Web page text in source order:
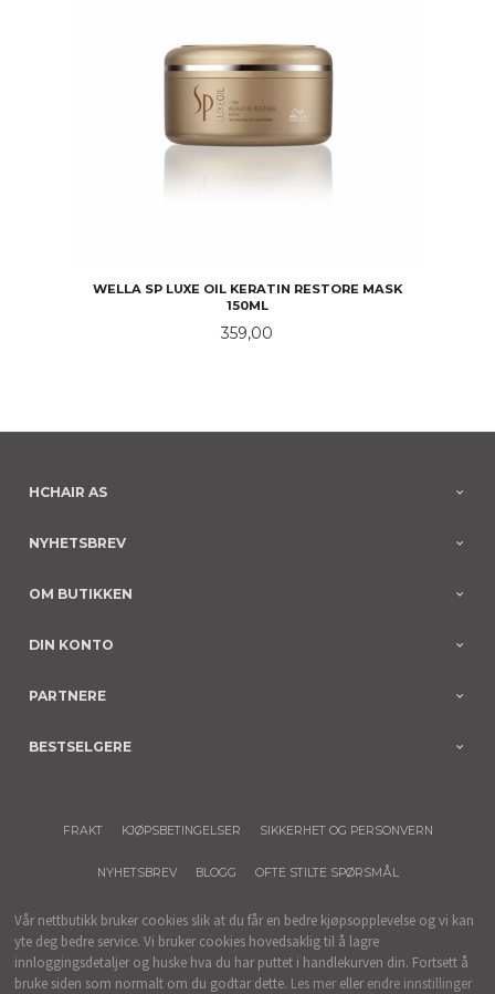
WELLA SP LUXE OIL KERATIN RESTORE MASK
150ML
Pris
359,00
HCHAIR AS
NYHETSBREV
OM BUTIKKEN
DIN KONTO
PARTNERE
BESTSELGERE
FRAKT KJØPSBETINGELSER SIKKERHET OG PERSONVERN
NYHETSBREV BLOGG OFTE STILTE SPØRSMÅL
Vår nettbutikk bruker cookies slik at du får en bedre kjøpsopplevelse og vi kan
yte deg bedre service. Vi bruker cookies hovedsaklig til å lagre
innloggingsdetaljer og huske hva du har puttet i handlekurven din. Fortsett å
bruke siden som normalt om du godtar dette. Les mer eller endre innstillinger